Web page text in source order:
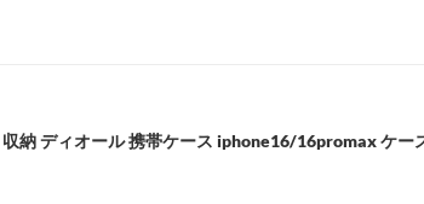
納 ディオール 携帯ケース iphone16/16promax ケ